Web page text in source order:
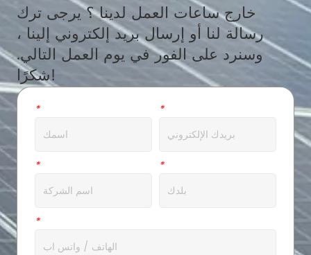
خارج ساعات العمل لدينا ؟ يرجى ترك
رسالة لنا أو إرسال بريد إلكتروني إلينا ،
وسنرد على الفور في يوم العمل التالي.
شكرًا!
*اسم *بريد الالكتروني
*شركة *عنوان
*